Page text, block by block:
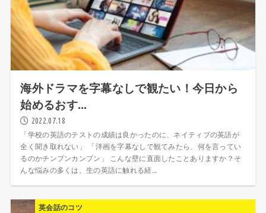
海外ドラマを字幕なしで観たい！今日から
始めるおす...
2022.07.18
「学校の英語のテストの成績は良かったのに、ネイティブの英語が
全く聞き取れない」 「洋画を字幕なしで観てみたら、何を言ってい
るのかチンプンカンプン」 こんな壁に直面したことありますか？そ
んな悩みの多くは、生の英語に触れる経...
英会話のコツ